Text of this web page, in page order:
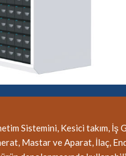
Sistemini, Kesici takım, İş
Mastar ve Aparat, İlaç,